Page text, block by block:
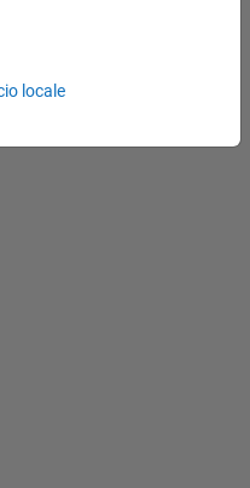
c).^2);
locale